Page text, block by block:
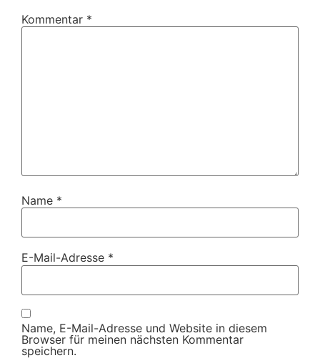
Kommentar *
Name *
E-Mail-Adresse *
Name, E-Mail-Adresse und Website in diesem
Browser für meinen nächsten Kommentar
speichern.